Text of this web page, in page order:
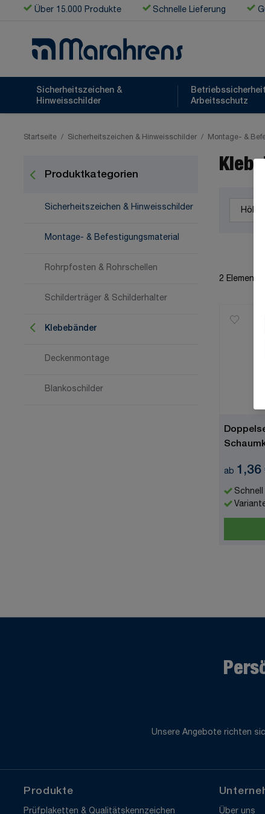
Zum Inhalt springen
Über 15.000 Produkte Schnelle Lieferung
Sicherheitszeichen &
Hinweisschilder
Arbeitsschutz
Startseite / Sicherheitszeichen & Hinweisschilder / Montage- &
Produktkategorien
Sicherheitszeichen & Hinweisschilder
Montage- & Befestigungsmaterial
Rohrpfosten & Rohrschellen
Schilderträger & Schilderhalter
Klebebänder
Deckenmontage
Blankoschilder
2 Elemente
ab 1,36
Unsere Angebote richten
Produkte
Prüfplaketten & Qualitätskennzeichen Über uns